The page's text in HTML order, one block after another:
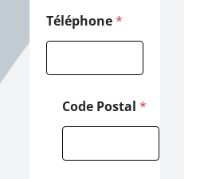
l
Téléphone*
Code Postal *